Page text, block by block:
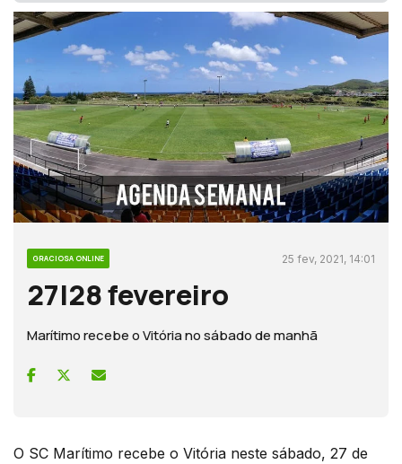
GRACIOSA ONLINE 25 fev, 2021, 14:01
27|28 fevereiro
Marítimo recebe o Vitória no sábado de manhã
O SC Marítimo recebe o Vitória neste sábado, 27 de